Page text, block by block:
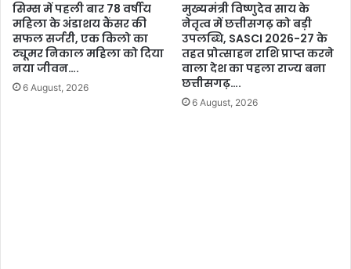
सिम्स में पहली बार 78 वर्षीय
महिला के अंडाशय कैंसर की
सफल सर्जरी, एक किलो का
ट्यूमर निकाल महिला को दिया
नया जीवन….
6 August, 2026
मुख्यमंत्री विष्णुदेव साय के
नेतृत्व में छत्तीसगढ़ को बड़ी
उपलब्धि, SASCI 2026-27 के
तहत प्रोत्साहन राशि प्राप्त करने
वाला देश का पहला राज्य बना
छत्तीसगढ़….
6 August, 2026